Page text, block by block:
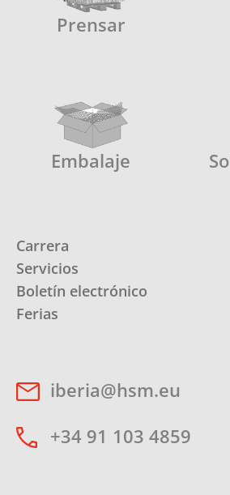
Prensar
Embalaje
Carrera
Servicios
Boletín electrónico
Ferias
iberia@hsm.eu
+34 91 103 4859